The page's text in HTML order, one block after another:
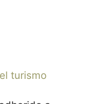
turismo